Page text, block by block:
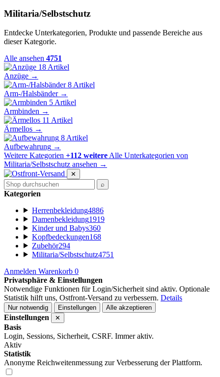
Militaria/Selbstschutz
Entdecke Unterkategorien, Produkte und passende Bereiche aus
dieser Kategorie.
Alle ansehen 4751
18 Artikel
Anzüge →
8 Artikel
Arm-/Halsbänder →
5 Artikel
Armbinden →
11 Artikel
Ärmellos →
8 Artikel
Aufbewahrung →
Weitere Kategorien +112 weitere Alle Unterkategorien von
Militaria/Selbstschutz ansehen →
✕
⌕
Kategorien
Herrenbekleidung4886
Damenbekleidung1919
Kinder und Babys360
Kopfbedeckungen168
Zubehör294
Militaria/Selbstschutz4751
Anmelden Warenkorb 0
Privatsphäre & Einstellungen
Notwendige Funktionen für Login/Sicherheit sind aktiv. Optionale
Statistik hilft uns, Ostfront-Versand zu verbessern. Details
Nur notwendig Einstellungen Alle akzeptieren
Einstellungen ✕
Basis
Login, Sessions, Sicherheit, CSRF. Immer aktiv.
Aktiv
Statistik
Anonyme Reichweitenmessung zur Verbesserung der Plattform.